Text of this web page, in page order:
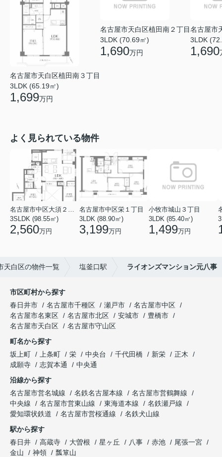
名古屋市天白区植田南３丁目
3LDK (65.19㎡)
1,699万円
名古屋市天白区植田南２丁目
3LDK (70.69㎡)
1,690万円
名古屋市
3LDK
1,690
よく見られている物件
名古屋市中区大須２丁目
3SLDK (98.55㎡)
2,560万円
名古屋市中区栄１丁目
3LDK (88.90㎡)
3,199万円
小牧市城山３丁目
3LDK (85.40㎡)
1,499万円
天白区の物件一覧 塩釜口駅 ライオンズマンション元八事
市区町村から探す
春日井市
名古屋市千種区 瀬戸市
名古屋市中区
名古屋市名東区
名古屋市北区 安城市
豊橋市
名古屋市天白区
名古屋市守山区
町名から探す
坂上町
上条町 栄 中央台 千代田橋 新栄
正木
成願寺
志賀本通
中央通
沿線から探す
名古屋市営名城線
名鉄名古屋本線
名古屋市営鶴舞線
中央線
名古屋市営東山線 東海道本線
名鉄瀬戸線
愛知環状鉄道
名古屋市営桜通線
名鉄犬山線
駅から探す
春日井
高蔵寺 大曽根 星ヶ丘 八事 赤池
尾張一宮
金山
神領 瓢箪山